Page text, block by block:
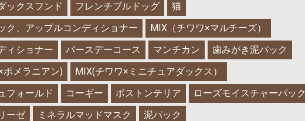
ックスフンド
フレンチブルドッグ
猫
ク、アップルコンディショナー
MIX（チワワ×マルチーズ）
ィショナー
バースデーコース マンチカン
歯みがき泥パック
ポメラニアン)
MIX(チワワ×ミニチュアダックス）
フォールド
コーギー ボストンテリア
ローズモイスチャーパック
ーゼ
ミネラルマッドマスク
泥パック